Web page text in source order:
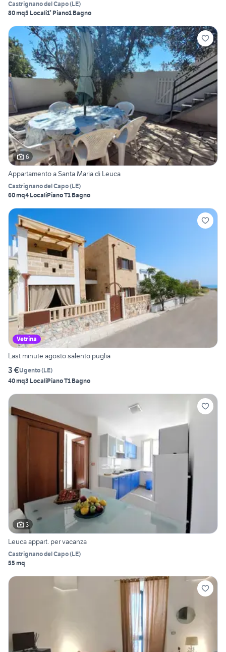
Castrignano del Capo(LE)
80 mq5 Locali1° Piano1 Bagno
6
Appartamento a Santa Maria di Leuca
Castrignano del Capo(LE)
60 mq4 LocaliPiano T1 Bagno
Vetrina
Last minute agosto salento puglia
3 €Ugento(LE)
40 mq3 LocaliPiano T1 Bagno
3
Leuca appart. per vacanza
Castrignano del Capo(LE)
55 mq